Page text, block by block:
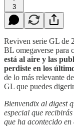
3
Reviven serie GL de
BL omegaverse para
está al aire y las
perdiste en los
de lo más relevante
GL que puedes
Bienvendix al digest
especial que
que ha acontecido en